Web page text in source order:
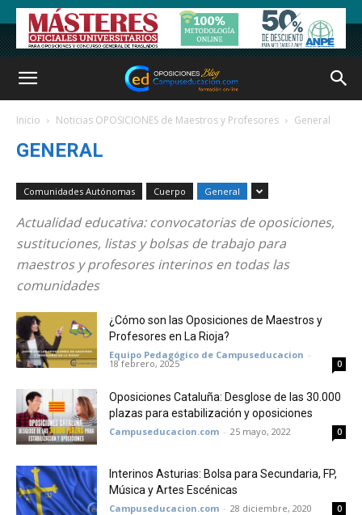
Inicio Noticias OPOSICIONES de Maestros y Profesores General
GENERAL
Comunidades Autónomas Cuerpo General
Actualidad educativa: convocatorias de oposiciones,
sustituciones, listas y bolsas de trabajo para
maestros y profesores interinos en todas las
comunidades
¿Cómo son las Oposiciones de Maestros y
Profesores en La Rioja?
Equipo Pedagógico de Campuseducacion -
18 febrero, 2025 0
Oposiciones Cataluña: Desglose de las 30.000
plazas para estabilización y oposiciones
Campuseducacion.com - 25 mayo, 2022 0
Interinos Asturias: Bolsa para Secundaria, FP,
Música y Artes Escénicas
Campuseducacion.com - 28 diciembre, 2020 0